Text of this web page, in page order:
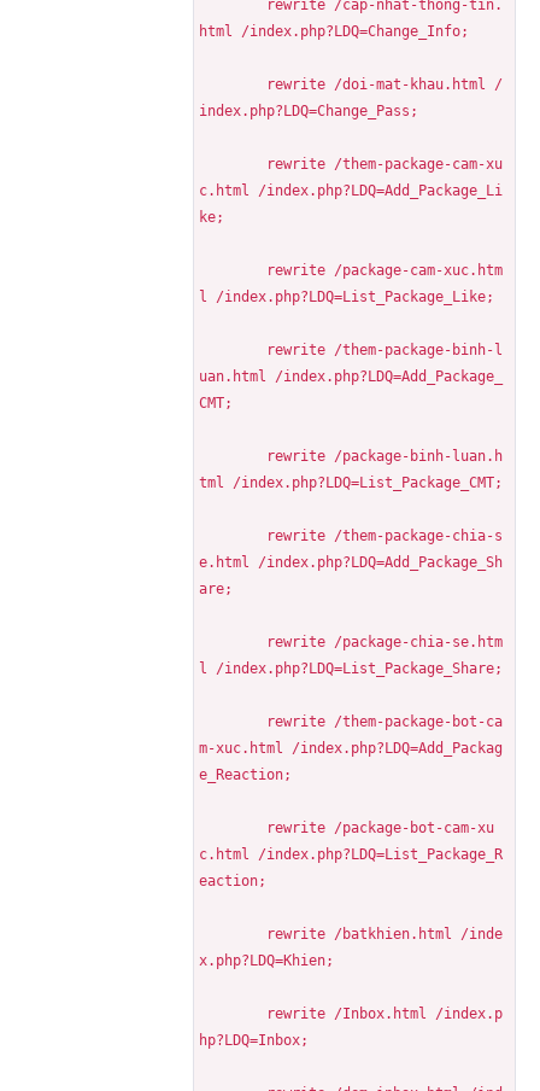
html /index.php?LDQ=Change_Info;
index.php?LDQ=Change_Pass;
c.html /index.php?LDQ=Add_Package_Li
ke;
l /index.php?LDQ=List_Package_Like;
uan.html /index.php?LDQ=Add_Package_
CMT;
tml /index.php?LDQ=List_Package_CMT;
e.html /index.php?LDQ=Add_Package_Sh
are;
l /index.php?LDQ=List_Package_Share;
m-xuc.html /index.php?LDQ=Add_Packag
e_Reaction;
c.html /index.php?LDQ=List_Package_R
eaction;
x.php?LDQ=Khien;
hp?LDQ=Inbox;